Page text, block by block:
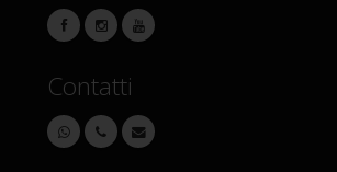
Contatti